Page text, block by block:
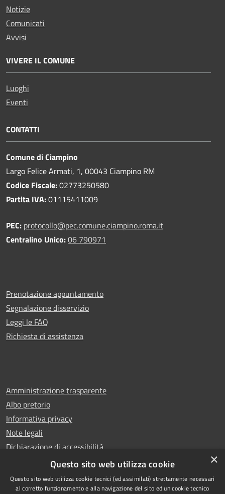
Notizie
Comunicati
Avvisi
VIVERE IL COMUNE
Luoghi
Eventi
CONTATTI
Comune di Ciampino
Largo Felice Armati, 1, 00043 Ciampino RM
Codice Fiscale:02773250580
Partita IVA:01115411009
PEC: protocollo@pec.comune.ciampino.roma.it
Centralino Unico:06 790971
Prenotazione appuntamento
Segnalazione disservizio
Leggi le FAQ
Richiesta di assistenza
Amministrazione trasparente
Albo pretorio
Informativa privacy
Note legali
Dichiarazione di accessibilità
Whistleblowing
×
Questo sito web utilizza cookie
Questo sito web utilizza cookie tecnici (ed assimilati) strettamente necessari
al corretto funzionamento e alla navigazione del sito ed un cookie tecnico